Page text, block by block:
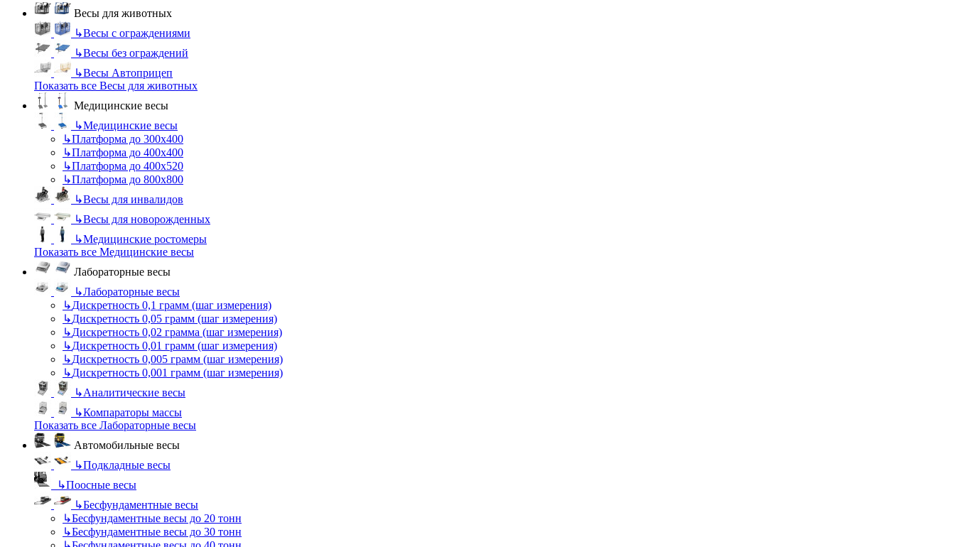
Весы для животных
↳Весы с ограждениями
↳Весы без ограждений
↳Весы Автоприцеп
Показать все Весы для животных
Медицинские весы
↳Медицинские весы
↳Платформа до 300х400
↳Платформа до 400х400
↳Платформа до 400х520
↳Платформа до 800х800
↳Весы для инвалидов
↳Весы для новорожденных
↳Медицинские ростомеры
Показать все Медицинские весы
Лабораторные весы
↳Лабораторные весы
↳Дискретность 0,1 грамм (шаг измерения)
↳Дискретность 0,05 грамм (шаг измерения)
↳Дискретность 0,02 грамма (шаг измерения)
↳Дискретность 0,01 грамм (шаг измерения)
↳Дискретность 0,005 грамм (шаг измерения)
↳Дискретность 0,001 грамм (шаг измерения)
↳Аналитические весы
↳Компараторы массы
Показать все Лабораторные весы
Автомобильные весы
↳Подкладные весы
↳Поосные весы
↳Бесфундаментные весы
↳Бесфундаментные весы до 20 тонн
↳Бесфундаментные весы до 30 тонн